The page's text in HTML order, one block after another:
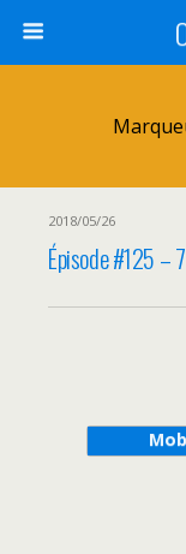
2018/05/26
Épisode #125 –